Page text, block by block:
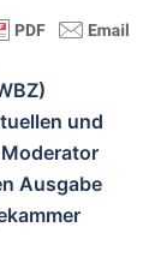
und
Ausgabe